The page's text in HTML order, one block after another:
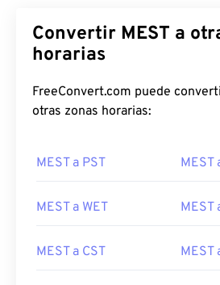
Convertir MEST a
horarias
FreeConvert.com puede
otras zonas horarias:
MEST a PST MEST
MEST a WET MEST
MEST a CST MEST